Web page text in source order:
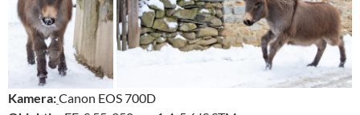
Kamera:Canon EOS 700D